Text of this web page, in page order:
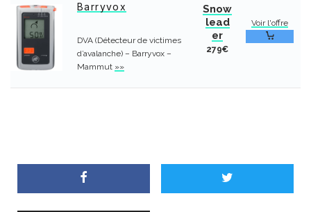
Barryvox
DVA (Détecteur de victimes
d’avalanche) – Barryvox –
Mammut »»
Snow
lead
er
279€
Voir l'offre